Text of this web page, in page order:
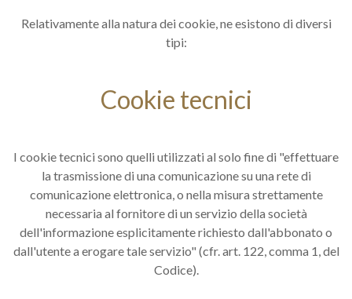
Relativamente alla natura dei cookie, ne esistono di diversi
tipi:
Cookie tecnici
I cookie tecnici sono quelli utilizzati al solo fine di "effettuare
la trasmissione di una comunicazione su una rete di
comunicazione elettronica, o nella misura strettamente
necessaria al fornitore di un servizio della società
dell'informazione esplicitamente richiesto dall'abbonato o
dall'utente a erogare tale servizio" (cfr. art. 122, comma 1, del
Codice).